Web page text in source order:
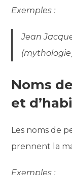
Exemples :
Jean
Noms
et
Les noms de
prennent la
Exemples :